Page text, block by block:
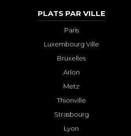
PLATS PAR VILLE
Paris
Luxembourg Ville
Bruxelles
Arlon
Metz
Thionville
Strasbourg
Lyon